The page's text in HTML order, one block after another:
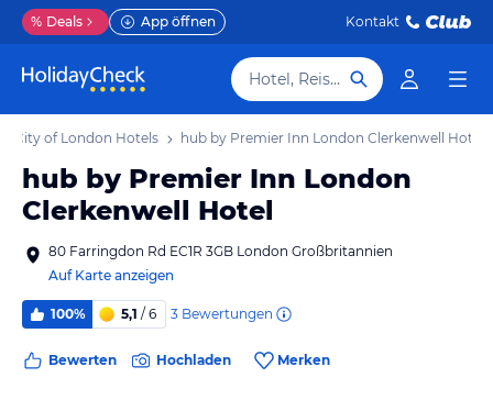
% Deals App öffnen Kontakt
Hotel, Reiseziel
City of London Hotels hub by Premier Inn London Clerkenwell Hotel
hub by Premier Inn London
Clerkenwell Hotel
80 Farringdon Rd EC1R 3GB London Großbritannien
Auf Karte anzeigen
100% 5,1 / 6 3 Bewertungen
Bewerten Hochladen Merken